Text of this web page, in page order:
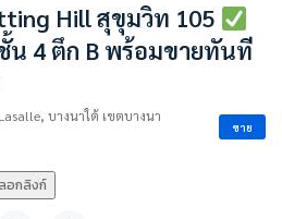
Hill สุขุมวิท 105
น 4 ตึก B พร้อมขายทันที
บางนาใต้ เขตบางนา
ขาย
อกลิงก์